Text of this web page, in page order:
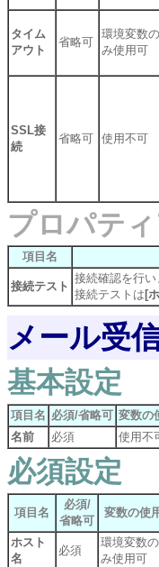
タイム
アウト
省略可
環境変数の
み使用可
SSL接
続
省略可 使用不可
プロパテ
項目名
接続テスト
接続確認を行い
接続テストは [
メール受
基本設定
項目名 必須/省略可 変数の
名前
必須 使用不
必須設定
項目名
必須/
省略可
変数の使
ホスト
名
必須
環境変数の
み使用可